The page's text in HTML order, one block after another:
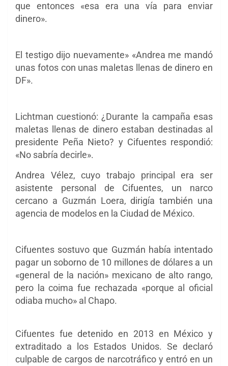
que entonces «esa era una vía para enviar
dinero».
El testigo dijo nuevamente» «Andrea me mandó
unas fotos con unas maletas llenas de dinero en
DF».
Lichtman cuestionó: ¿Durante la campaña esas
maletas llenas de dinero estaban destinadas al
presidente Peña Nieto? y Cifuentes respondió:
«No sabría decirle».
Andrea Vélez, cuyo trabajo principal era ser
asistente personal de Cifuentes, un narco
cercano a Guzmán Loera, dirigía también una
agencia de modelos en la Ciudad de México.
Cifuentes sostuvo que Guzmán había intentado
pagar un soborno de 10 millones de dólares a un
«general de la nación» mexicano de alto rango,
pero la coima fue rechazada «porque al oficial
odiaba mucho» al Chapo.
Cifuentes fue detenido en 2013 en México y
extraditado a los Estados Unidos. Se declaró
culpable de cargos de narcotráfico y entró en un